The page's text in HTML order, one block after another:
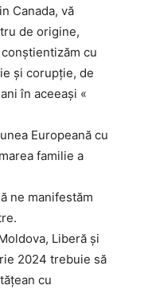
Canada, vă
de origine,
cu
și corupție, de
în aceeași «
Europeană cu
familie a
ne manifestăm
Liberă și
2024 trebuie să
cu